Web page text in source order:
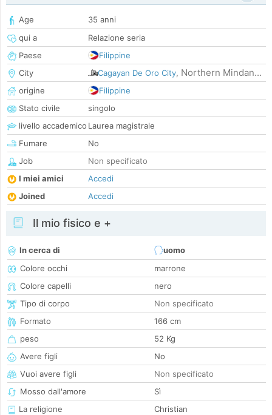
Age
35 anni
qui a
Relazione seria
Paese
Filippine
City
Cagayan De Oro City, Northern Mindan...
origine
Filippine
Stato civile
singolo
livello accademico Laurea magistrale
Fumare
No
Job
Non specificato
I miei amici
Accedi
Joined
Accedi
Il mio fisico e +
In cerca di
uomo
Colore occhi
marrone
Colore capelli
nero
Tipo di corpo
Non specificato
Formato
166 cm
peso
52 Kg
Avere figli
No
Vuoi avere figli
Non specificato
Mosso dall'amore
Sì
La religione
Christian